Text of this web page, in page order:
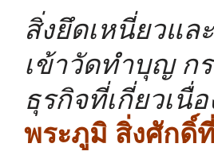
สิ่งยึดเหนี่ยวแ
เข้าวัดทำบุญ ก
ธุรกิจที่เกี่ยวเนื่
พระภูมิ สิ่งศักดิ์